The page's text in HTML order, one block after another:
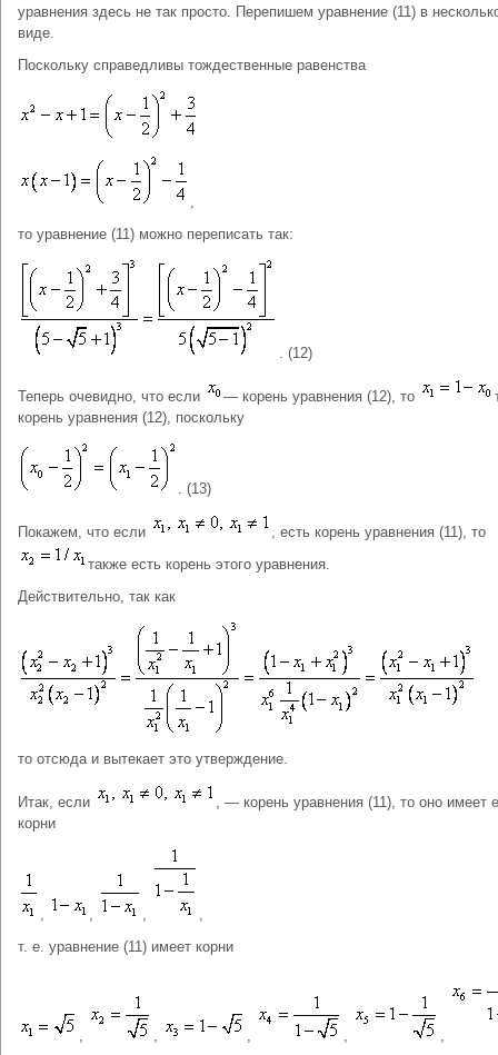
уравнения здесь не так просто. Перепишем уравнение (11) в
виде.
Поскольку справедливы тождественные равенства
,
то уравнение (11) можно переписать так:
. (12)
Теперь очевидно, что если ― корень уравнения (12), то
корень уравнения (12), поскольку
. (13)
Покажем, что если
, есть корень уравнения (11), то
также есть корень этого уравнения.
Действительно, так как
то отсюда и вытекает это утверждение.
Итак, если
, ― корень уравнения (11), то оно имеет
корни
, , ,
,
т. е. уравнение (11) имеет корни
, , , ,
,